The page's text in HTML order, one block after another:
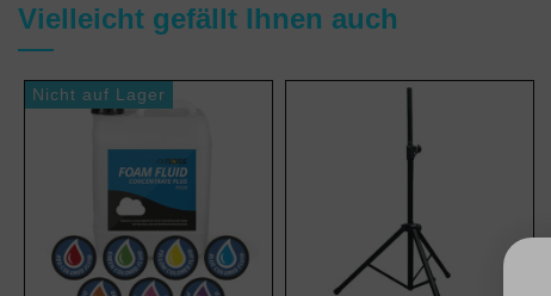
Vielleicht gefällt Ihnen auch
Nicht auf Lager